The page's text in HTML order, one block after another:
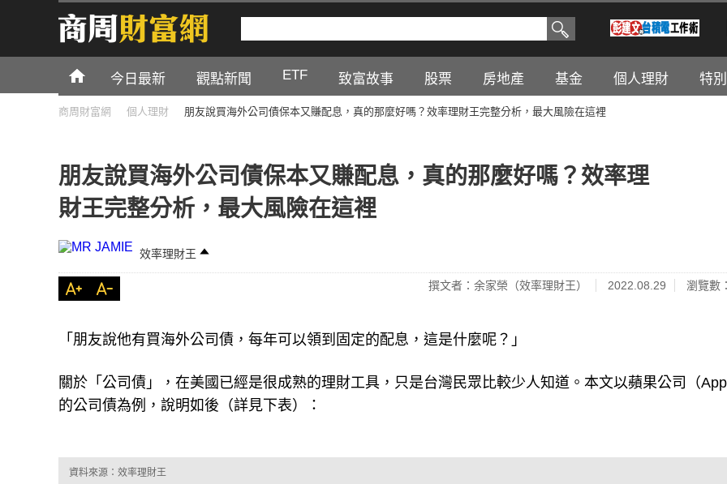
今日最新 觀點新聞 ETF 致富故事 股票 房地產 基金 個人理財 特
商周財富網 個人理財 朋友說買海外公司債保本又賺配息，真的那麼好嗎？效率理財王完整分析，最大風險在這裡
朋友說買海外公司債保本又賺配息，真的那麼好嗎？效率理
財王完整分析，最大風險在這裡
效率理財王
撰文者：余家榮（效率理財王） 2022.08.29 瀏覽數
「朋友說他有買海外公司債，每年可以領到固定的配息，這是什麼呢？」
關於「公司債」，在美國已經是很成熟的理財工具，只是台灣民眾比較少人知道。本文以蘋果公司（
的公司債為例，說明如後（詳見下表）：
資料來源：效率理財王